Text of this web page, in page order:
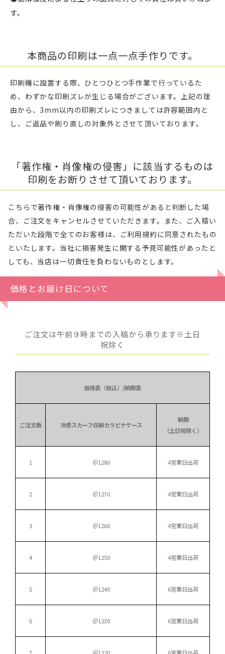
す。
本商品の印刷は一点一点手作りです。
印刷機に設置する際、ひとつひとつ手作業で行っているた
め、わずかな印刷ズレが生じる場合がございます。上記の理
由から、3mm以内の印刷ズレにつきましては許容範囲内と
し、ご返品や刷り直しの対象外とさせて頂いております。
「著作権・肖像権の侵害」に該当するものは
印刷をお断りさせて頂いております。
こちらで著作権・肖像権の侵害の可能性があると判断した場
合、ご注文をキャンセルさせていただきます。また、ご入稿い
ただいた段階で全てのお客様は、ご利用規約に同意されたもの
といたします。当社に損害発生に関する予見可能性があったと
しても、当店は一切責任を負わないものとします。
価格とお届け日について
ご注文は午前９時までの入稿から承ります※土日
祝除く
価格表（税込）/納期表
ご注文数 冷感スカーフ収納カラビナケース
納期
（土日祝除く）
1 ＠1280 4営業日出荷
2 ＠1270 4営業日出荷
3 ＠1260 4営業日出荷
4 ＠1250 4営業日出荷
5 ＠1240 6営業日出荷
6 ＠1230 6営業日出荷